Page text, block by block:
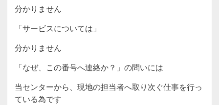
分かりません
「サービスについては」
分かりません
「なぜ、この番号へ連絡か？」の問いには
当センターから、現地の担当者へ取り次ぐ仕事を行っ
ている為です